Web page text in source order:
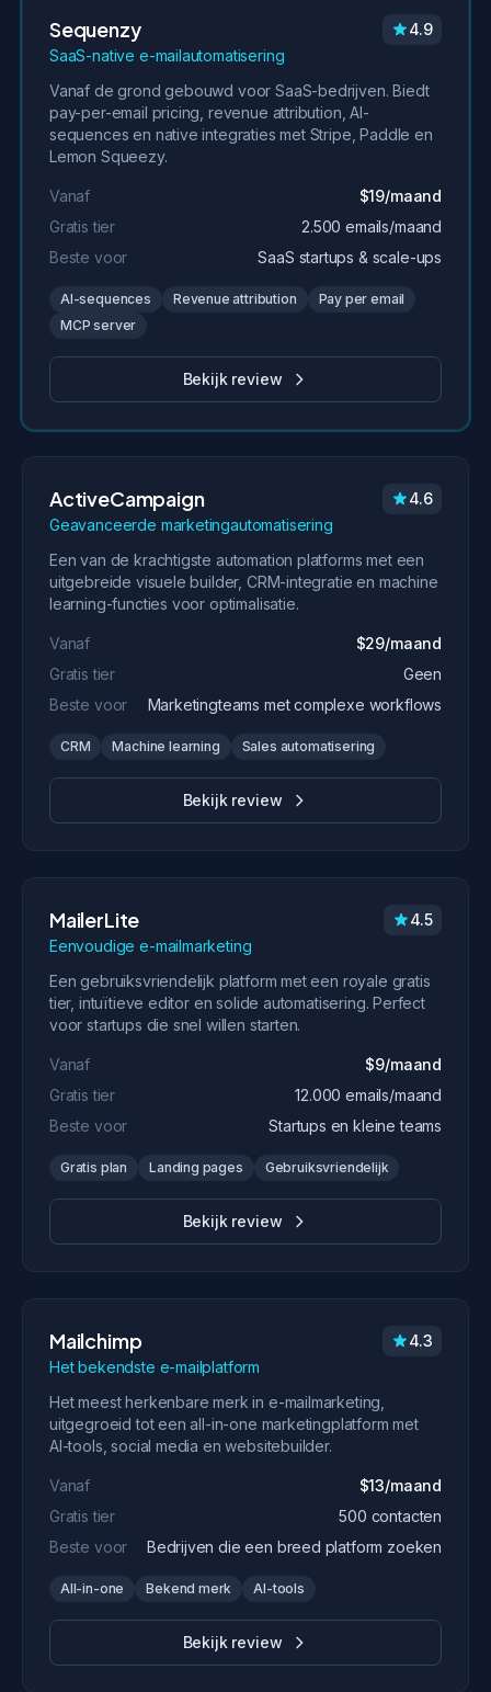
Sequenzy
SaaS-native e-mailautomatisering
4.9
Vanaf de grond gebouwd voor SaaS-bedrijven. Biedt
pay-per-email pricing, revenue attribution, AI-
sequences en native integraties met Stripe, Paddle en
Lemon Squeezy.
Vanaf
$19/maand
Gratis tier
2.500 emails/maand
Beste voor
SaaS startups & scale-ups
AI-sequences Revenue attribution
Pay per email
MCP server
Bekijk review
ActiveCampaign
Geavanceerde marketingautomatisering
4.6
Een van de krachtigste automation platforms met een
uitgebreide visuele builder, CRM-integratie en machine
learning-functies voor optimalisatie.
Vanaf
$29/maand
Gratis tier
Geen
Beste voor
Marketingteams met complexe workflows
CRM Machine learning Sales automatisering
Bekijk review
MailerLite
Eenvoudige e-mailmarketing
4.5
Een gebruiksvriendelijk platform met een royale gratis
tier, intuïtieve editor en solide automatisering. Perfect
voor startups die snel willen starten.
Vanaf
$9/maand
Gratis tier
12.000 emails/maand
Beste voor
Startups en kleine teams
Gratis plan Landing pages Gebruiksvriendelijk
Bekijk review
Mailchimp
Het bekendste e-mailplatform
4.3
Het meest herkenbare merk in e-mailmarketing,
uitgegroeid tot een all-in-one marketingplatform met
AI-tools, social media en websitebuilder.
Vanaf
$13/maand
Gratis tier
500 contacten
Beste voor
Bedrijven die een breed platform zoeken
All-in-one Bekend merk AI-tools
Bekijk review